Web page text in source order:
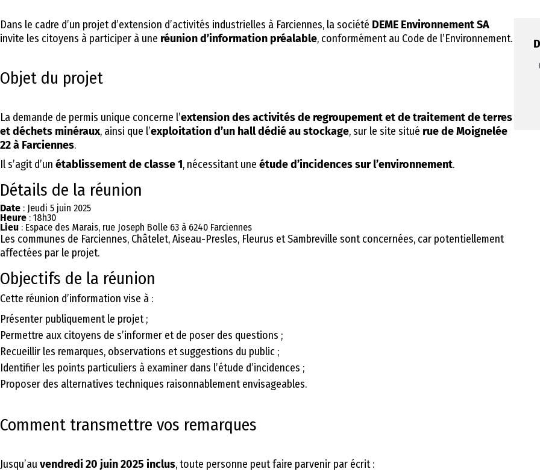
Dans le cadre d’un projet d’extension d’activités industrielles à Farciennes, la société DEME Environnement SA
invite les citoyens à participer à une réunion d’information préalable, conformément au Code de l’Environnement.
Objet du projet
La demande de permis unique concerne l’extension des activités de regroupement et de traitement de terres
et déchets minéraux, ainsi que l’exploitation d’un hall dédié au stockage, sur le site situé rue de Moignelée
22 à Farciennes.
Il s’agit d’un établissement de classe 1, nécessitant une étude d’incidences sur l’environnement.
Détails de la réunion
Date : Jeudi 5 juin 2025
Heure : 18h30
Lieu : Espace des Marais, rue Joseph Bolle 63 à 6240 Farciennes
Les communes de Farciennes, Châtelet, Aiseau-Presles, Fleurus et Sambreville sont concernées, car potentiellement
affectées par le projet.
Objectifs de la réunion
Cette réunion d’information vise à :
Présenter publiquement le projet ;
Permettre aux citoyens de s’informer et de poser des questions ;
Recueillir les remarques, observations et suggestions du public ;
Identifier les points particuliers à examiner dans l’étude d’incidences ;
Proposer des alternatives techniques raisonnablement envisageables.
Comment transmettre vos remarques
Jusqu’au vendredi 20 juin 2025 inclus, toute personne peut faire parvenir par écrit :